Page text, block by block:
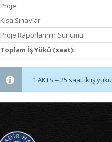
Proje
Kısa Sınavlar
Proje Raporlarının Sunumu
Toplam İş Yükü (saat):
1 AKTS = 25 saatlik iş yükü